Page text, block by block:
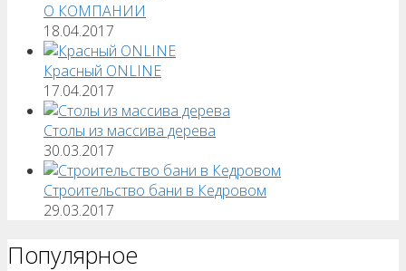
О КОМПАНИИ
18.04.2017
Красный ONLINE
17.04.2017
Столы из массива дерева
30.03.2017
Строительство бани в Кедровом
29.03.2017
Популярное